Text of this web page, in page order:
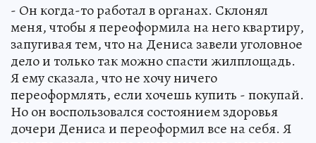
- Он когда-то работал в органах. Склонял
меня, чтобы я переоформила на него квартиру,
запугивая тем, что на Дениса завели уголовное
дело и только так можно спасти жилплощадь.
Я ему сказала, что не хочу ничего
переоформлять, если хочешь купить - покупай.
Но он воспользовался состоянием здоровья
дочери Дениса и переоформил все на себя. Я